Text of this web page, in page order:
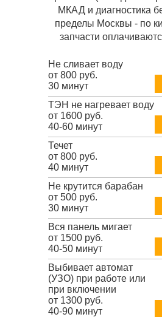
МКАД и диагностика
пределы Москвы - по
запчасти
Не сливает воду
от 800 руб.
30 минут
ТЭН не нагревает воду
от 1600 руб.
40-60 минут
Течет
от 800 руб.
40 минут
Не крутится барабан
от 500 руб.
30 минут
Вся панель мигает
от 1500 руб.
40-50 минут
Выбивает автомат
(УЗО) при работе или
при включении
от 1300 руб.
40-90 минут